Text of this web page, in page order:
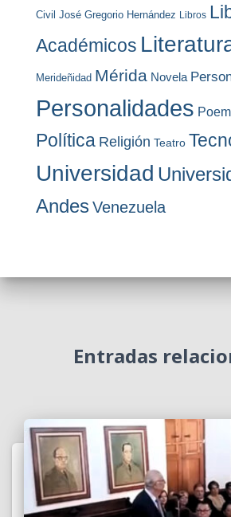
Civil José Gregorio Hernández Libros
Académicos
Merideñidad Mérida Novela
Personalidades
Política Religión Teatro
Universidad
AndesVenezuela
Entradas